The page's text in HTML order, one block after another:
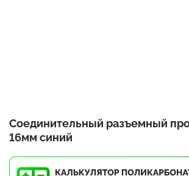
Соединительный разъемный
16мм синий